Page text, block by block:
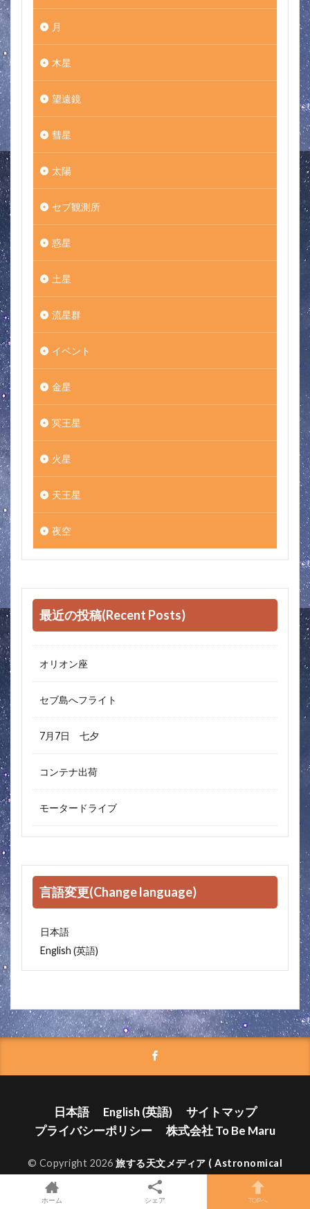
月
木星
望遠鏡
彗星
太陽
セブ観測所
惑星
土星
流星群
イベント
金星
冥王星
火星
天王星
夜空
最近の投稿(Recent Posts)
オリオン座
セブ島へフライト
7月7日 七夕
コンテナ出荷
モータードライブ
言語変更(Change language)
日本語
English (英語)
日本語 English(英語)
サイトマップ
プライバシーポリシー
株式会社 To Be Maru
© Copyright 2026旅する天文メディア ( Astronomical
media) | 株式会社トゥービーマル (To Be Maru)
ホーム シェア TOPへ